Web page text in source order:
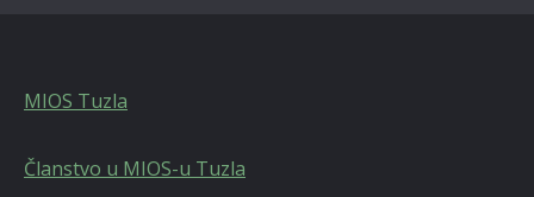
MIOS Tuzla
Članstvo u MIOS-u Tuzla